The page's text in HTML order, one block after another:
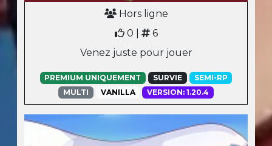
Hors ligne
0 |
6
Venez juste pour jouer
PREMIUM UNIQUEMENT SURVIE
SEMI-RP
MULTI
VANILLA VERSION: 1.20.4